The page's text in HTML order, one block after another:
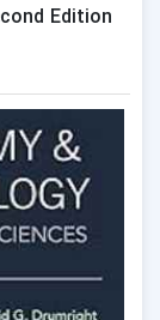
Edition